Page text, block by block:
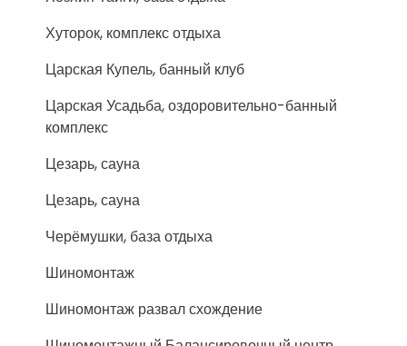
Хуторок, комплекс отдыха
Царская Купель, банный клуб
Царская Усадьба, оздоровительно-банный
комплекс
Цезарь, сауна
Цезарь, сауна
Черёмушки, база отдыха
Шиномонтаж
Шиномонтаж развал схождение